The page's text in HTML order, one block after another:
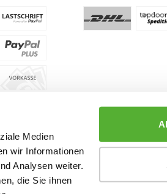
Medien
wir Informationen
Analysen weiter.
die Sie ihnen